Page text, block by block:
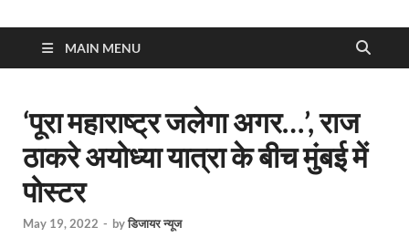
MAIN MENU
‘पूरा महाराष्ट्र जलेगा अगर…’, राज
ठाकरे अयोध्या यात्रा के बीच मुंबई में
पोस्टर
May 19, 2022 - byडिजायर न्यूज